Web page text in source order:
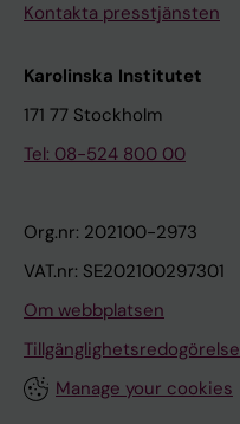
Kontakta presstjänsten
Karolinska Institutet
171 77 Stockholm
Tel: 08-524 800 00
Org.nr: 202100-2973
VAT.nr: SE202100297301
Om webbplatsen
Tillgänglighetsredogörelse
Manage your cookies